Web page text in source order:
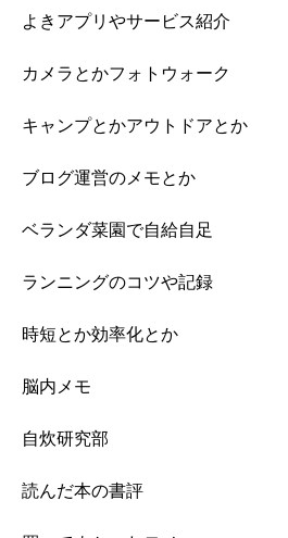
よきアプリやサービス紹介
カメラとかフォトウォーク
キャンプとかアウトドアとか
ブログ運営のメモとか
ベランダ菜園で自給自足
ランニングのコツや記録
時短とか効率化とか
脳内メモ
自炊研究部
読んだ本の書評